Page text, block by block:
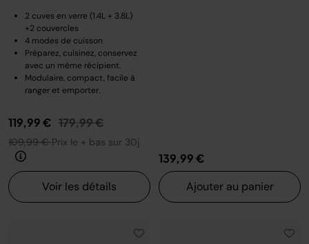
2 cuves en verre (1.4L + 3.8L)
+2 couvercles
4 modes de cuisson
Préparez, cuisinez, conservez
avec un même récipient.
Modulaire, compact, facile à
ranger et emporter.
119,99 € Prix réduit de
179,99 €au
109,99 €Prix le + bas sur 30j
Voir les détails
139,99 €
Ajouter au panier